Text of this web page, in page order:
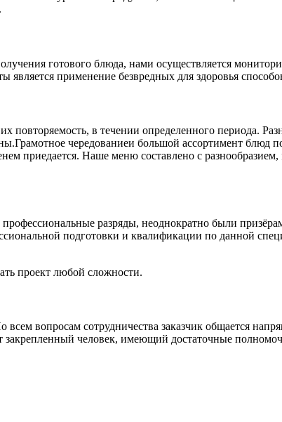
готового блюда, нами осуществляется
применение безвредных для здоровья
повторяемость, в течении определенного периода.
чередованиеи большой ассортимент блюд
приедается. Наше меню составлено с разнообразием,
разряды, неоднократно были
подготовки и квалификации по данной
проект любой сложности.
вопросам сотрудничества заказчик общается
закрепленный человек, имеющий достаточные